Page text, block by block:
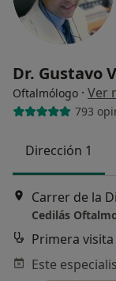
Dr. Gustavo
Oftalmólogo · Ver
793
Dirección 1
Carrer de la
Cedilás
Primera